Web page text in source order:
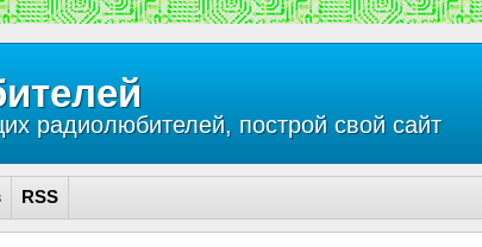
радиолюбителей, построй свой сайт
RSS